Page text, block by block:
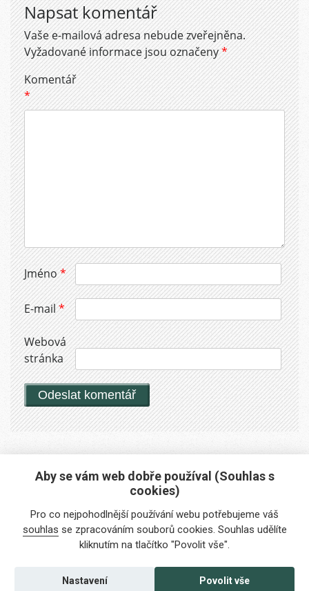
Napsat komentář
Vaše e-mailová adresa nebude zveřejněna.
Vyžadované informace jsou označeny*
Komentář
*
Jméno*
E-mail*
Webová
stránka
Máte zájem o naše služby?
Potřebujete poradit?
info@foreigners.cz
+420 211 221 492
Aby se vám web dobře používal (Souhlas s
cookies)
Pro co nejpohodlnější používání webu potřebujeme váš
souhlas se zpracováním souborů cookies. Souhlas udělíte
kliknutím na tlačítko "Povolit vše".
Povolit vše
Nastavení